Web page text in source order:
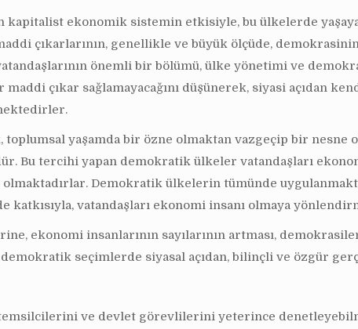
kapitalist ekonomik sistemin etkisiyle, bu ülkelerde
çıkarlarının, genellikle ve büyük ölçüde,
önemli bir bölümü, ülke yönetimi ve
çıkar sağlamayacağını düşünerek, siyasi açıdan
yaşamda bir özne olmaktan vazgeçip bir nesne
Bu tercihi yapan demokratik ülkeler vatandaşları
olmaktadırlar. Demokratik ülkelerin tümünde
vatandaşları ekonomi insanı olmaya
ekonomi insanlarının sayılarının artması,
seçimlerde siyasal açıdan, bilinçli ve özgür
ve devlet görevlilerini yeterince